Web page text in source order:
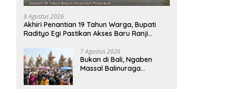
8 Agustus 2026
Akhiri Penantian 19 Tahun Warga, Bupati
Radityo Egi Pastikan Akses Baru Ranji
7 Agustus 2026
Bukan di Bali, Ngaben
Massal Balinuraga